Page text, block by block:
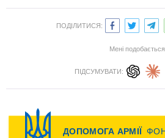
ПОДІЛИТИСЯ:
Мені подобається
ПІДСУМУВАТИ: